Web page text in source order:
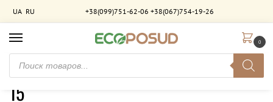
UA RU +38(099)751-62-06 +38(067)754-19-26
0
Главная / Товар Кількість в упаковці (шт)
15